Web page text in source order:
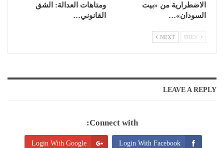
الاضطرارية من «بيت
السودان»…
ومتاهات العدالة: الشق
القانوني…
NEXT
LEAVE A REPLY
Connect with:
Login With Facebook
Login With Google